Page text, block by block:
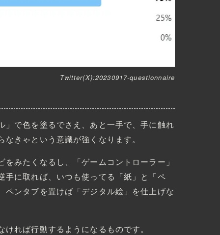
Twitter(X):20230917-questionnaire
」で色を塗るでさえ、あと一手で、手に触れ
きゃという意識が強くなります。
みたくなるし、「ゲームコントローラー」
手に取れば、いつも使ってる「紙」と「ペ
ンタブを置けば「デジタル絵」を仕上げな
れば行動するようになるものです。